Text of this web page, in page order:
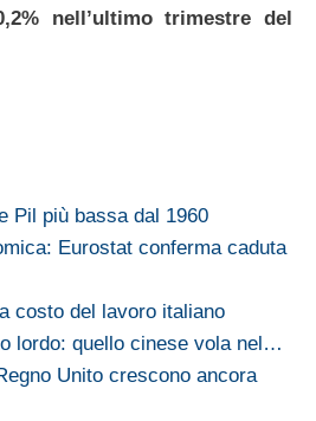
nell’ultimo trimestre del
Pil più bassa dal 1960
Eurostat conferma caduta
costo del lavoro italiano
lordo: quello cinese vola nel…
Unito crescono ancora